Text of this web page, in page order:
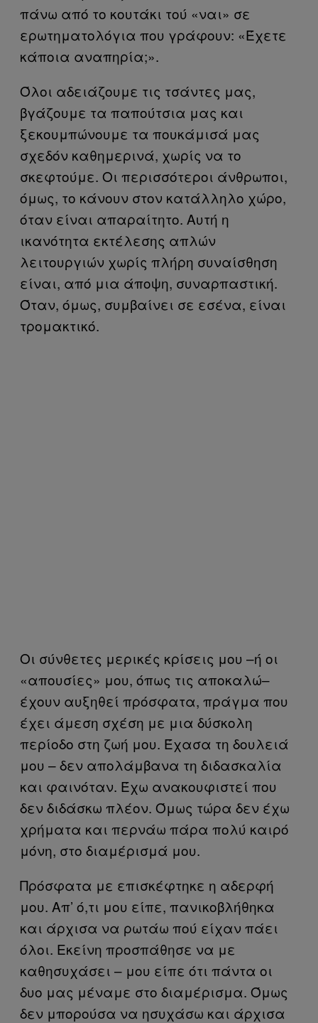
πάνω από το κουτάκι τού «ναι» σε
ερωτηματολόγια που γράφουν: «Έχετε
κάποια αναπηρία;».
Όλοι αδειάζουμε τις τσάντες μας,
βγάζουμε τα παπούτσια μας και
ξεκουμπώνουμε τα πουκάμισά μας
σχεδόν καθημερινά, χωρίς να το
σκεφτούμε. Οι περισσότεροι άνθρωποι,
όμως, το κάνουν στον κατάλληλο χώρο,
όταν είναι απαραίτητο. Αυτή η
ικανότητα εκτέλεσης απλών
λειτουργιών χωρίς πλήρη συναίσθηση
είναι, από μια άποψη, συναρπαστική.
Όταν, όμως, συμβαίνει σε εσένα, είναι
τρομακτικό.
Οι σύνθετες μερικές κρίσεις μου –ή οι
«απουσίες» μου, όπως τις αποκαλώ–
έχουν αυξηθεί πρόσφατα, πράγμα που
έχει άμεση σχέση με μια δύσκολη
περίοδο στη ζωή μου. Έχασα τη δουλειά
μου – δεν απολάμβανα τη διδασκαλία
και φαινόταν. Έχω ανακουφιστεί που
δεν διδάσκω πλέον. Όμως τώρα δεν έχω
χρήματα και περνάω πάρα πολύ καιρό
μόνη, στο διαμέρισμά μου.
Πρόσφατα με επισκέφτηκε η αδερφή
μου. Απ’ ό,τι μου είπε, πανικοβλήθηκα
και άρχισα να ρωτάω πού είχαν πάει
όλοι. Εκείνη προσπάθησε να με
καθησυχάσει – μου είπε ότι πάντα οι
δυο μας μέναμε στο διαμέρισμα. Όμως
δεν μπορούσα να ησυχάσω και άρχισα